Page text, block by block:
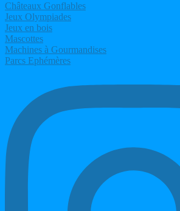
Châteaux Gonflables
Jeux Olympiades
Jeux en bois
Mascottes
Machines à Gourmandises
Parcs Ephémères